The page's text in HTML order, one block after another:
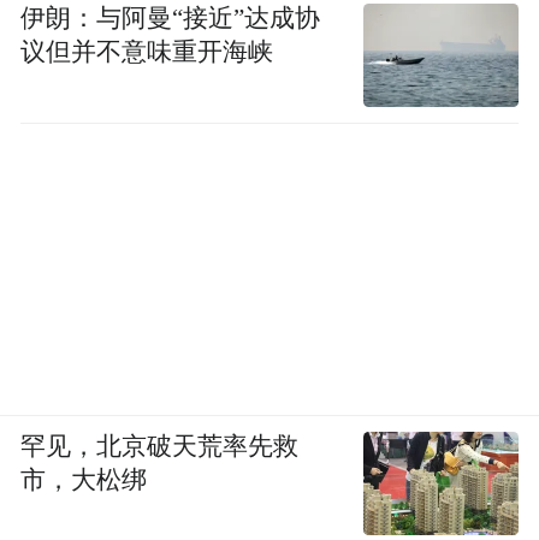
伊朗：与阿曼“接近”达成协
议但并不意味重开海峡
罕见，北京破天荒率先救
市，大松绑